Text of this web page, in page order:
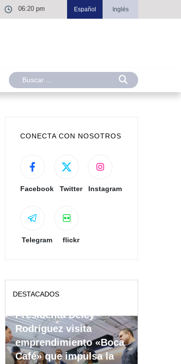
06:20 pm Español Inglés
CONECTA CON NOSOTROS
Facebook Twitter Instagram
Telegram flickr
DESTACADOS
Presidenta Delcy
Rodríguez visita
emprendimiento «Boca
Café» que impulsa la